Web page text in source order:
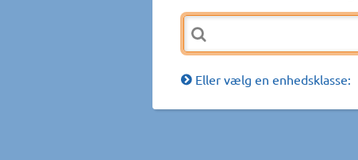
Eller vælg en enhedsklasse: